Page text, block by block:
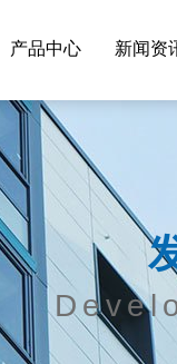
产品中心 新闻资